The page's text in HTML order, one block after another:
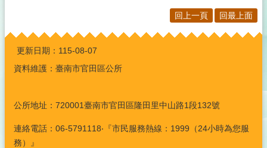
回上一頁 回最上面
:::
更新日期： 115-08-07
資料維護：臺南市官田區公所
公所地址：720001臺南市官田區隆田里中山路1段132號
連絡電話：06-5791118‧『市民服務熱線：1999（24小時為您服
務）』